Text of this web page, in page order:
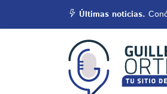
Últimas noticias.